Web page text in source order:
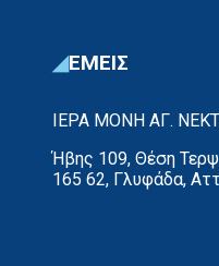
ΕΜΕΙΣ
ΙΕΡΑ ΜΟΝΗ ΑΓ.
Ήβης 109, Θέση
165 62, Γλυφάδα,